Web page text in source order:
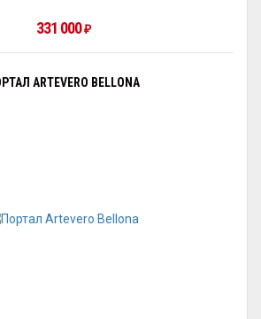
331 000₽
ARTEVERO BELLONA